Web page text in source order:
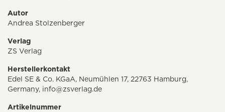
Autor
Andrea Stolzenberger
Verlag
ZS Verlag
Herstellerkontakt
Edel SE & Co. KGaA, Neumühlen 17, 22763 Hamburg,
Germany, info@zsverlag.de
Artikelnummer